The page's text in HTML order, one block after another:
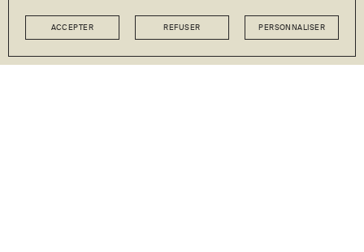
ACCEPTER REFUSER PERSONNALISER